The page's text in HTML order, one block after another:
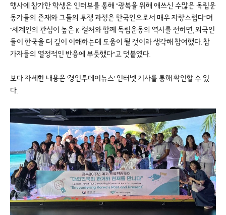
행사에 참가한 학생은 인터뷰를 통해 "광복을 위해 애쓰신 수많은 독립운
동가들의 존재와 그들의 투쟁 과정은 한국인으로서 매우 자랑스럽다"며
"세계인의 관심이 높은 K-컬처와 함께 독립운동의 역사를 전하면, 외국인
들이 한국을 더 깊이 이해하는데 도움이 될 것이라 생각해 참여했다. 참
가자들의 열정적인 반응에 뿌듯했다"고 덧붙였다.
보다 자세한 내용은 '경인투데이뉴스' 인터넷 기사를 통해 확인할 수 있
다.